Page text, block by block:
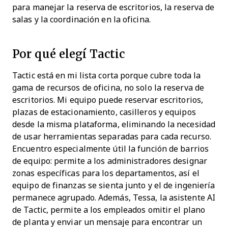
para manejar la reserva de escritorios, la reserva de
salas y la coordinación en la oficina.
Por qué elegí Tactic
Tactic está en mi lista corta porque cubre toda la
gama de recursos de oficina, no solo la reserva de
escritorios. Mi equipo puede reservar escritorios,
plazas de estacionamiento, casilleros y equipos
desde la misma plataforma, eliminando la necesidad
de usar herramientas separadas para cada recurso.
Encuentro especialmente útil la función de barrios
de equipo: permite a los administradores designar
zonas específicas para los departamentos, así el
equipo de finanzas se sienta junto y el de ingeniería
permanece agrupado. Además, Tessa, la asistente AI
de Tactic, permite a los empleados omitir el plano
de planta y enviar un mensaje para encontrar un